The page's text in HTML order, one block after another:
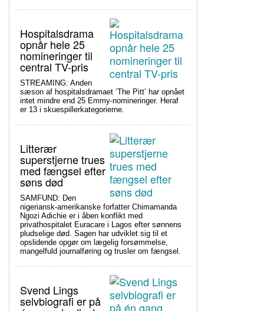
Hospitalsdrama
opnår hele 25
nomineringer til
central TV-pris
STREAMING: Anden
sæson af hospitalsdramaet ‘The Pitt’ har opnået
intet mindre end 25 Emmy-nomineringer. Heraf
er 13 i skuespillerkategorierne.
Litterær
superstjerne trues
med fængsel efter
søns død
SAMFUND: Den
nigeriansk-amerikanske forfatter Chimamanda
Ngozi Adichie er i åben konflikt med
privathospitalet Euracare i Lagos efter sønnens
pludselige død. Sagen har udviklet sig til et
opslidende opgør om lægelig forsømmelse,
mangelfuld journalføring og trusler om fængsel.
Svend Lings
selvbiografi er på